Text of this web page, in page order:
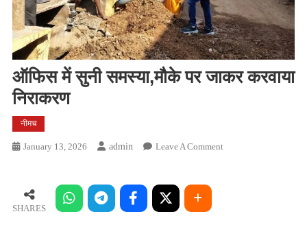
ऑफिस में सुनी समस्या,मौके पर जाकर करवाया
निराकरण
नीमच
January 13, 2026 Admin Leave A CommentOn
SHARES